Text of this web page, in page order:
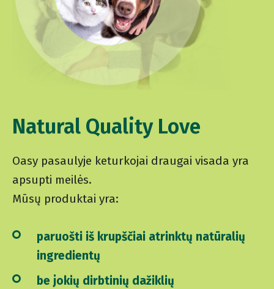
Natural Quality Love
Oasy pasaulyje keturkojai draugai visada yra
apsupti meilės.
Mūsų produktai yra:
paruošti iš krupščiai atrinktų natūralių
ingredientų
be jokių dirbtinių dažiklių